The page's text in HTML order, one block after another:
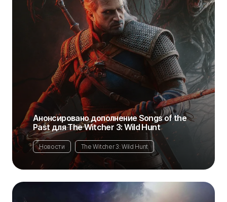
Анонсировано дополнение Songs of the
Past для The Witcher 3: Wild Hunt
Новости The Witcher 3: Wild Hunt